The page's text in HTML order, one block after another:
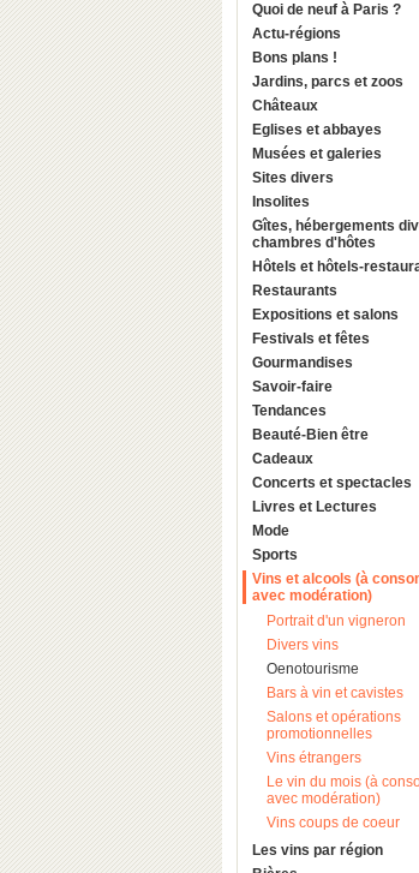
Quoi de neuf à Paris ?
Actu-régions
Bons plans !
Jardins, parcs et zoos
Châteaux
Eglises et abbayes
Musées et galeries
Sites divers
Insolites
Gîtes, hébergements
chambres d'hôtes
Hôtels et hôtels-
Restaurants
Expositions et salons
Festivals et fêtes
Gourmandises
Savoir-faire
Tendances
Beauté-Bien être
Cadeaux
Concerts et spectacles
Livres et Lectures
Mode
Sports
Vins et alcools (à
avec modération)
Portrait d'un vigneron
Divers vins
Oenotourisme
Bars à vin et cavistes
Salons et opérations
promotionnelles
Vins étrangers
Le vin du mois (à
avec modération)
Vins coups de coeur
Les vins par région